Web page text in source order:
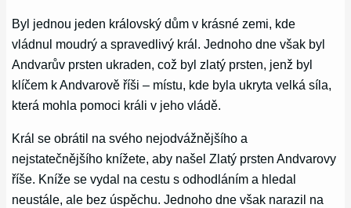
Byl jednou jeden královský dům v krásné zemi, kde
vládnul moudrý a spravedlivý král. Jednoho dne však byl
Andvarův prsten ukraden, což byl zlatý prsten, jenž byl
klíčem k Andvarově říši – místu, kde byla ukryta velká síla,
která mohla pomoci králi v jeho vládě.
Král se obrátil na svého nejodvážnějšího a
nejstatečnějšího knížete, aby našel Zlatý prsten Andvarovy
říše. Kníže se vydal na cestu s odhodláním a hledal
neustále, ale bez úspěchu. Jednoho dne však narazil na